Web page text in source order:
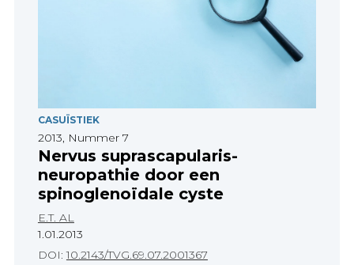
CASUÏSTIEK
2013, Nummer 7
Nervus suprascapularis-
neuropathie door een
spinoglenoïdale cyste
E.T. AL
1.01.2013
DOI:10.2143/TVG.69.07.2001367